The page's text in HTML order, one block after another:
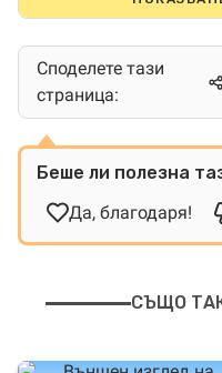
Споделете тази
страница:
Беше ли полезна
Да, благодаря!
СЪЩО